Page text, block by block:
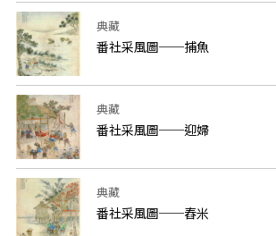
典藏
番社采風圖──捕魚
典藏
番社采風圖──迎婦
典藏
番社采風圖──舂米